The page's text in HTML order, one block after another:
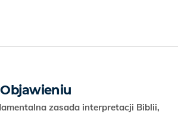
zasada interpretacji Biblii,